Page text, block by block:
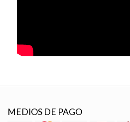
MEDIOS DE PAGO